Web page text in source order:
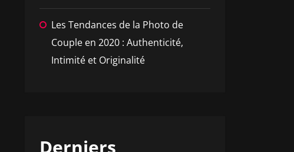
Les Tendances de la Photo de
Couple en 2020 : Authenticité,
Intimité et Originalité
Derniers